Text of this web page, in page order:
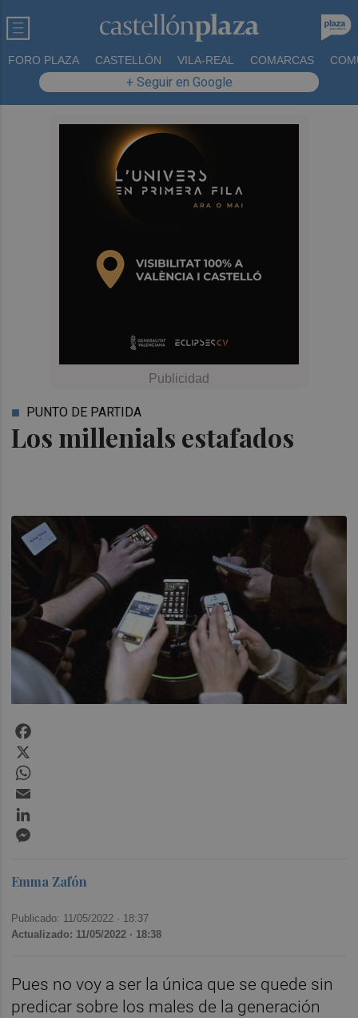
FORO PLAZA CASTELLÓN VILA-REAL COMARCAS
+ Seguir en Google
Los millenials estafados
PUNTO DE PARTIDA
Emma Zafón
Publicado: 11/05/2022 · 18:37
Actualizado: 11/05/2022 · 18:38
Pues no voy a ser la única que se quede sin
predicar sobre los males de la generación